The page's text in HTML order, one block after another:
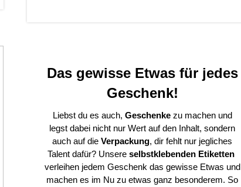
Das gewisse Etwas für jedes
Geschenk!
Liebst du es auch, Geschenkezu machen und
legst dabei nicht nur Wert auf den Inhalt, sondern
auch auf dieVerpackung,dir fehlt nur jegliches
Talent dafür? Unsereselbstklebenden Etiketten
verleihen jedem Geschenk das gewisse Etwas und
machen es im Nu zu etwas ganz besonderem. So